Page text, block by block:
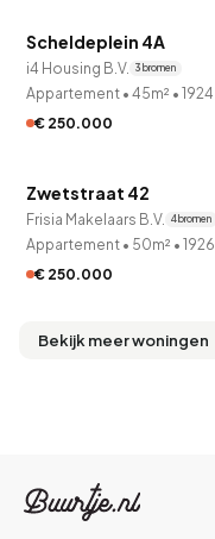
Scheldeplein 4A
i4 Housing B.V. 3 bronnen
Appartement • 45m² • 1924
€ 250.000QUICKLANE™
Zwetstraat 42
Frisia Makelaars B.V. 4 bronnen
Appartement • 50m² • 1926
€ 250.000
Bekijk meer woningen